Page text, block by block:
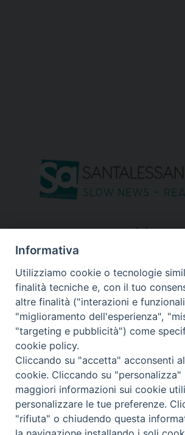
seguici su
Copyright © 2026 Diocesi di Bergamo - C. F.
Informativa
Utilizziamo cookie o tecnologie
finalità tecniche e, con il tuo
altre finalità ("interazioni e
"miglioramento dell'esperienza",
"targeting e pubblicità") come
cookie policy.
Cliccando su "accetta" acconsenti
cookie. Cliccando su "personalizza"
maggiori informazioni sui cookie
personalizzare le tue preferenze.
"rifiuta" o chiudendo questa